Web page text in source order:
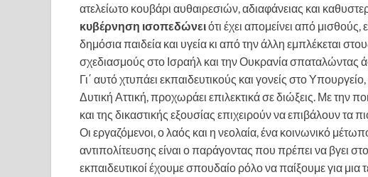
ατελείωτο κουβάρι αυθαιρεσιών, αδιαφάνειας και
κυβέρνηση ισοπεδώνειότι έχει απομείνει από
δημόσια παιδεία και υγεία κι από την άλλη εμπλέκεται
σχεδιασμούς στο Ισραήλ και την Ουκρανία σπαταλώντας
Γι΄ αυτό χτυπάει εκπαιδευτικούς και γονείς στο
Δυτική Αττική, προχωράει επιλεκτικά σε διώξεις. Με
και της δικαστικής εξουσίας επιχειρούν να επιβάλουν τα
Οι εργαζόμενοι, ο λαός και η νεολαία, ένα κοινωνικό
αντιπολίτευσης είναι ο παράγοντας που πρέπει να βγει
εκπαιδευτικοί έχουμε σπουδαίο ρόλο να παίξουμε για μια